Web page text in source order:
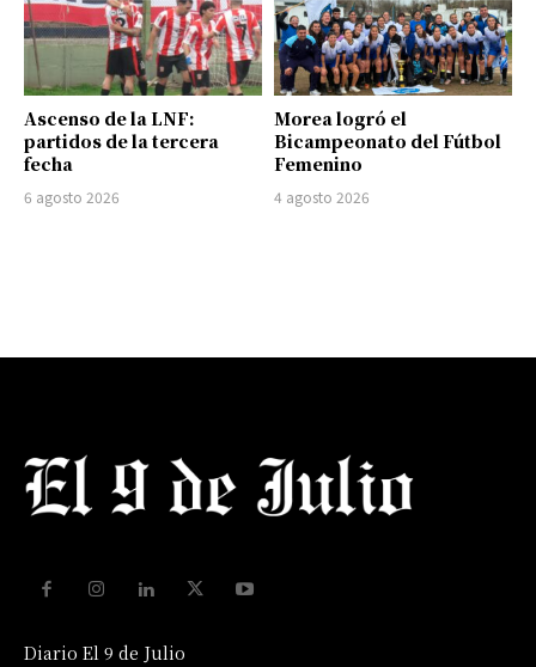
Ascenso de la LNF:
partidos de la tercera
fecha
6 agosto 2026
Morea logró el
Bicampeonato del Fútbol
Femenino
4 agosto 2026
Diario El 9 de Julio